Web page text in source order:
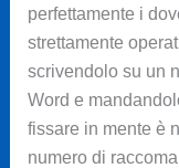
perfettamente i
strettamente
scrivendolo su un
Word e
fissare in mente è
numero di